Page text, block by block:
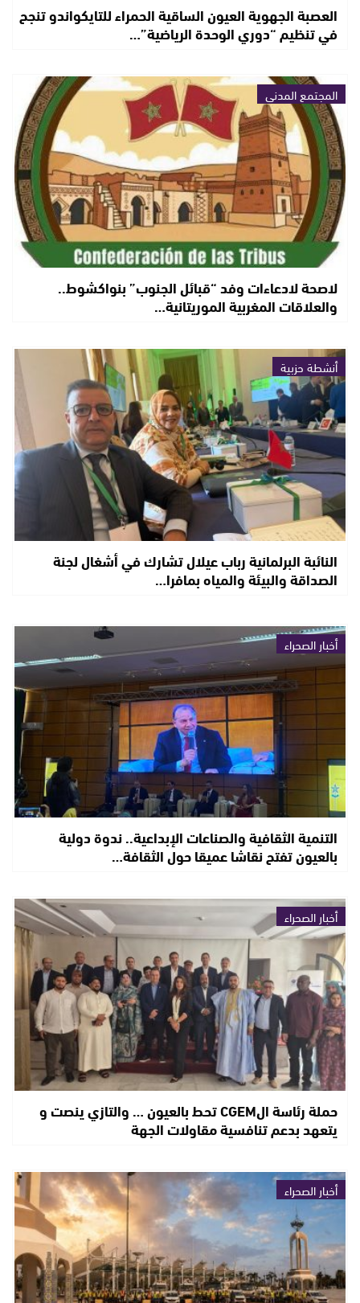
العصبة الجهوية العيون الساقية الحمراء للتايكواندو تنجح
في تنظيم “دوري الوحدة الرياضية”…
المجتمع المدني
لاصحة لادعاءات وفد “قبائل الجنوب” بنواكشوط..
والعلاقات المغربية الموريتانية…
أنشطة حزبية
النائبة البرلمانية رباب عيلال تشارك في أشغال لجنة
الصداقة والبيئة والمياه بمافرا…
أخبار الصحراء
التنمية الثقافية والصناعات الإبداعية.. ندوة دولية
بالعيون تفتح نقاشا عميقا حول الثقافة…
أخبار الصحراء
حملة رئاسة الCGEM تحط بالعيون … والتازي ينصت و
يتعهد بدعم تنافسية مقاولات الجهة
أخبار الصحراء